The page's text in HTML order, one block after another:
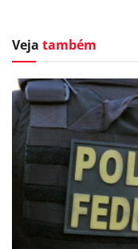
Veja também